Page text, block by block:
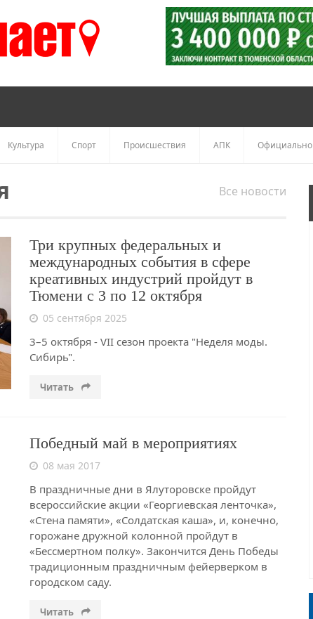
Культура Спорт Происшествия АПК Официально
Все новости
Три крупных федеральных и
международных события в сфере
креативных индустрий пройдут в
Тюмени с 3 по 12 октября
05 сентября 2025
3–5 октября - VII сезон проекта "Неделя моды.
Сибирь".
Читать
Победный май в мероприятиях
08 мая 2017
В праздничные дни в Ялуторовске пройдут
всероссийские акции «Георгиевская ленточка»,
«Стена памяти», «Солдатская каша», и, конечно,
горожане дружной колонной пройдут в
«Бессмертном полку». Закончится День Победы
традиционным праздничным фейерверком в
городском саду.
Читать